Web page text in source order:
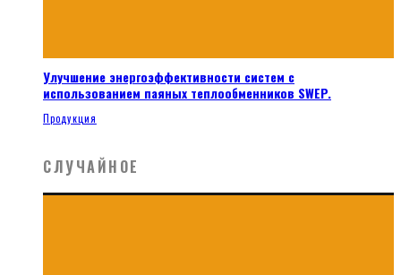
Улучшение энергоэффективности систем с
использованием паяных теплообменников SWEP.
Продукция
СЛУЧАЙНОЕ